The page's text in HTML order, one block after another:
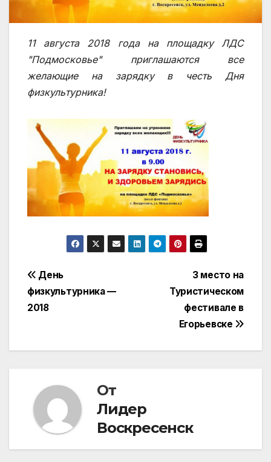
11 августа 2018 года на площадку ЛДС
"Подмосковье" приглашаются все
желающие на зарядку в честь Дня
физкультурника!
Навигация
по
3 место на
Туристическом
фестивале в
Егорьевске
День
физкультурника —
2018
От
Лидер
Воскресенск